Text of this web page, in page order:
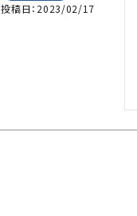
投稿日 2023/02/17